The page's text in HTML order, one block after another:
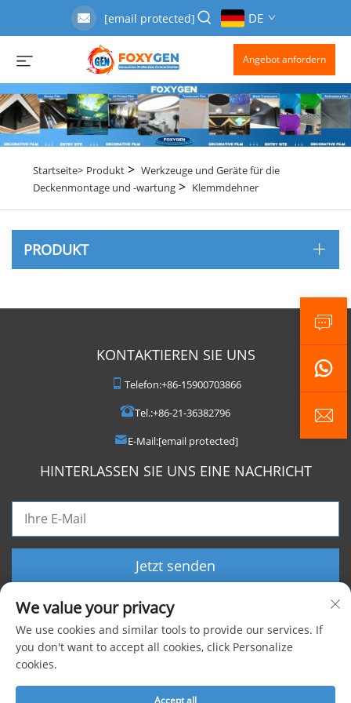
[email protected] DE
Angebot anfordern
Startseite> Produkt> Werkzeuge und Geräte für die
Deckenmontage und -wartung> Klemmdehner
PRODUKT
KONTAKTIEREN SIE UNS
Telefon:+86-15900703866
Tel.:+86-21-36382796
E-Mail:[email protected]
HINTERLASSEN SIE UNS EINE NACHRICHT
Jetzt senden
Copyright © 2025 Shanghai Foxygen Industrial Co., Ltd. Alle Rechte
We value your privacy
We use cookies and similar tools to provide our services. If
you don't want to accept all cookies, click Personalize
cookies.
Accept all